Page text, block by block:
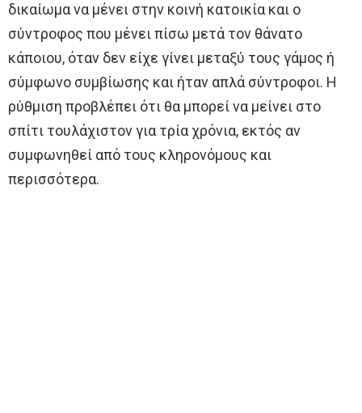
δικαίωμα να μένει στην κοινή κατοικία και ο
σύντροφος που μένει πίσω μετά τον θάνατο
κάποιου, όταν δεν είχε γίνει μεταξύ τους γάμος ή
σύμφωνο συμβίωσης και ήταν απλά σύντροφοι. Η
ρύθμιση προβλέπει ότι θα μπορεί να μείνει στο
σπίτι τουλάχιστον για τρία χρόνια, εκτός αν
συμφωνηθεί από τους κληρονόμους και
περισσότερα.